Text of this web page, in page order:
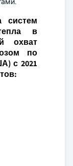
систем
в
охват
по
с 2021